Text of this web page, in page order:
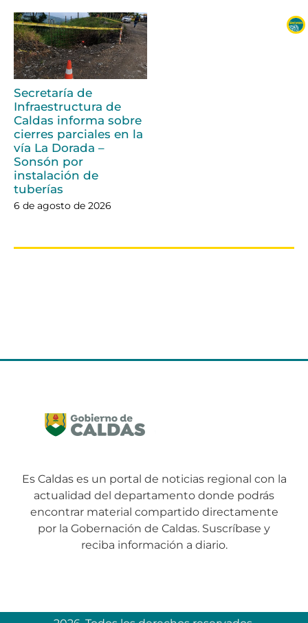
Secretaría de
Infraestructura de
Caldas informa sobre
cierres parciales en la
vía La Dorada –
Sonsón por
instalación de
tuberías
6 de agosto de 2026
Es Caldas es un portal de noticias regional con la
actualidad del departamento donde podrás
encontrar material compartido directamente
por la Gobernación de Caldas. Suscríbase y
reciba información a diario.